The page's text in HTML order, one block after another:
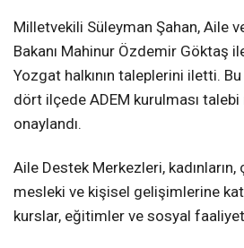
Milletvekili Süleyman Şahan, Aile
Bakanı Mahinur Özdemir Göktaş
Yozgat halkının taleplerini iletti.
dört ilçede ADEM kurulması
onaylandı.
Aile Destek Merkezleri, kadınların,
mesleki ve kişisel gelişimlerine
kurslar, eğitimler ve sosyal